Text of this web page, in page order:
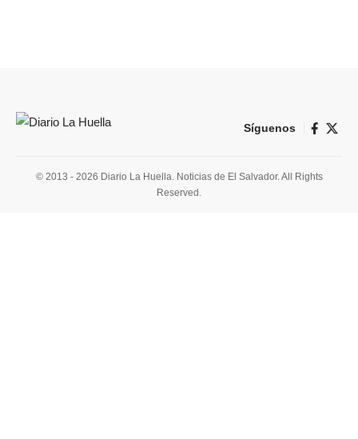
Síguenos
© 2013 - 2026 Diario La Huella. Noticias de El Salvador. All Rights
Reserved.